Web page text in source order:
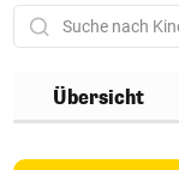
Übersicht